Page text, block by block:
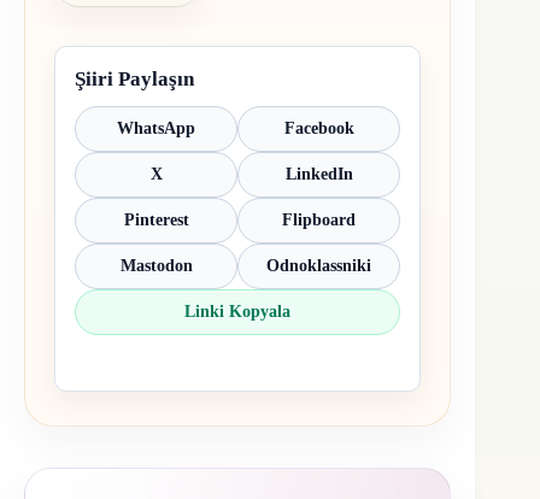
Şiiri Paylaşın
WhatsApp Facebook
X LinkedIn
Pinterest Flipboard
Mastodon Odnoklassniki
Linki Kopyala